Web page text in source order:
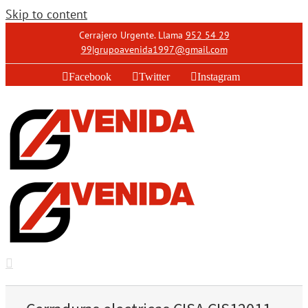
Skip to content
Cerrajero Urgente. Llama 952 54 29
99|grupoavenida1997@gmail.com
Facebook Twitter Instagram